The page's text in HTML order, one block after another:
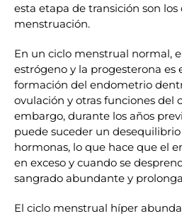
esta etapa de transición son los
menstruación.
En un ciclo menstrual normal,
estrógeno y la progesterona es
formación del endometrio
ovulación y otras funciones del
embargo, durante los años
puede suceder un
hormonas, lo que hace que el
en exceso y cuando se
sangrado abundante y
El ciclo menstrual híper